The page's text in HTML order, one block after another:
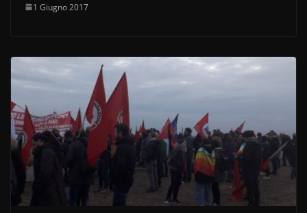
1 Giugno 2017